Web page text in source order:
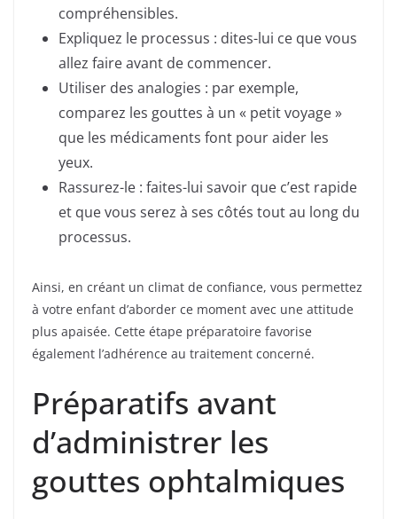
compréhensibles.
Expliquez le processus : dites-lui ce que vous
allez faire avant de commencer.
Utiliser des analogies : par exemple,
comparez les gouttes à un « petit voyage »
que les médicaments font pour aider les
yeux.
Rassurez-le : faites-lui savoir que c’est rapide
et que vous serez à ses côtés tout au long du
processus.
Ainsi, en créant un climat de confiance, vous permettez
à votre enfant d’aborder ce moment avec une attitude
plus apaisée. Cette étape préparatoire favorise
également l’adhérence au traitement concerné.
Préparatifs avant
d’administrer les
gouttes ophtalmiques